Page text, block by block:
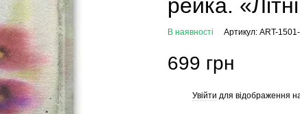
рейка.
В наявності Артикул: ART-
699 грн
Увійти для відображення